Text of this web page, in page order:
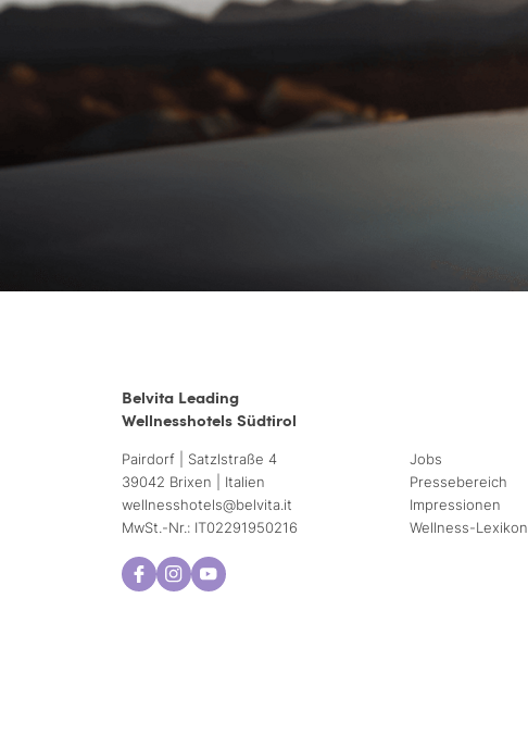
Belvita Leading
Wellnesshotels Südtirol
Pairdorf | Satzlstraße 4
39042 Brixen | Italien
wellnesshotels@belvita.it
MwSt.-Nr.: IT02291950216
Jobs
Pressebereich
Impressionen
Wellness-Lexikon